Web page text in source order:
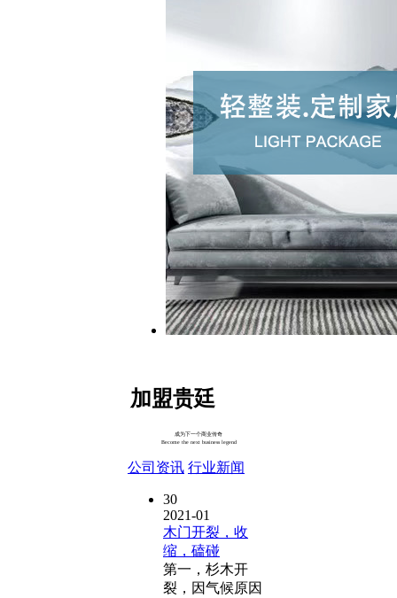
加盟贵廷
成为下一个商业传奇
Become the next business legend
公司资讯 行业新闻
30
2021-01
木门开裂，收
缩，磕碰
第一，杉木开
裂，因气候原因